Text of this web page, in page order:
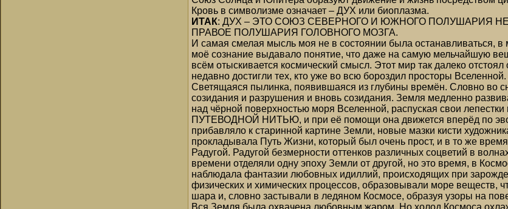
Кровь в символизме означает – ДУХ или биоплазма.
ИТАК: ДУХ – ЭТО СОЮЗ СЕВЕРНОГО И ЮЖНОГО ПОЛУШАРИЯ
ПРАВОЕ ПОЛУШАРИЯ ГОЛОВНОГО МОЗГА.
И самая смелая мысль моя не в состоянии была останавливаться,
моё сознание выдавало понятие, что даже на самую мельчайшую
всём отыскивается космический смысл. Этот мир так далеко
недавно достигли тех, кто уже во всю бороздил просторы
Светящаяся пылинка, появившаяся из глубины времён. Словно во
созидания и разрушения и вновь созидания. Земля медленно
над чёрной поверхностью моря Вселенной, распуская свои
ПУТЕВОДНОЙ НИТЬЮ, и при её помощи она движется вперёд по
прибавляло к старинной картине Земли, новые мазки кисти
прокладывала Путь Жизни, который был очень прост, и в то же
Радугой. Радугой безмерности оттенков различных соцветий в
времени отделяли одну эпоху Земли от другой, но это время, в
наблюдала фантазии любовных идиллий, происходящих при
физических и химических процессов, образовывали море
шара и, словно застывали в ледяном Космосе, образуя узоры на
Вся Земля была охвачена любовным жаром. Но холод Космоса